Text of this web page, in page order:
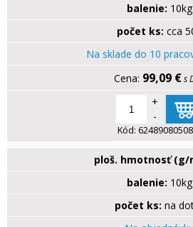
balenie: 10kg
počet ks: cca
Na sklade do 10
99,09 € s
+
-
Kód:
ploš. hmotnosť (g/
balenie: 10kg
počet ks: na